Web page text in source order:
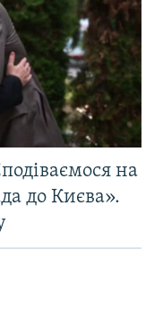
на
до Києва».